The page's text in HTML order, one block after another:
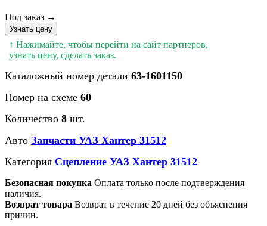
Под заказ →
Узнать цену
↑ Нажимайте, чтобы перейти на сайт партнеров,
узнать цену, сделать заказ.
Каталожный номер детали 63-1601150
Номер на схеме 60
Количество 8 шт.
Авто Запчасти УАЗ Хантер 31512
Категория Сцепление УАЗ Хантер 31512
Безопасная покупка Оплата только после подтверждения
наличия.
Возврат товара Возврат в течение 20 дней без объяснения
причин.